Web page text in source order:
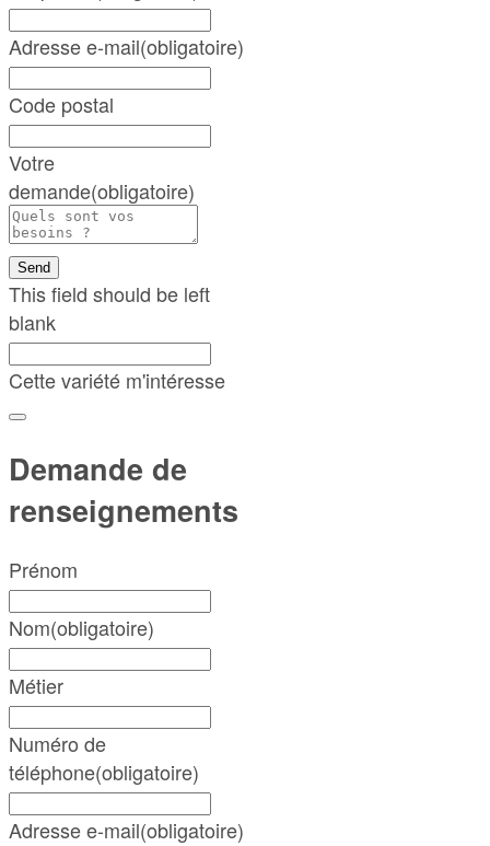
Adresse e-mail(obligatoire)
Code postal
Votre
demande(obligatoire)
Send
This field should be left
blank
Cette variété m'intéresse
Demande de
renseignements
Prénom
Nom(obligatoire)
Métier
Numéro de
téléphone(obligatoire)
Adresse e-mail(obligatoire)